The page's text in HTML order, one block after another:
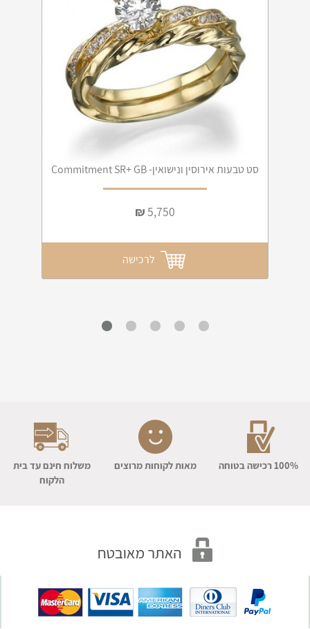
סט טבעות אירוסין ונישואין- Commitment SR+ GB
5,750
₪
100% רכישה בטוחה מאות לקוחות מרוצים
משלוח חינם עד בית
הלקוח